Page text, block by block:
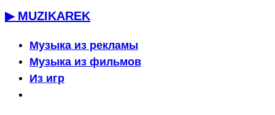
Перейти
содержимому
▶ MUZIKAREK
Музыка из рекламы
Музыка из фильмов
Из игр